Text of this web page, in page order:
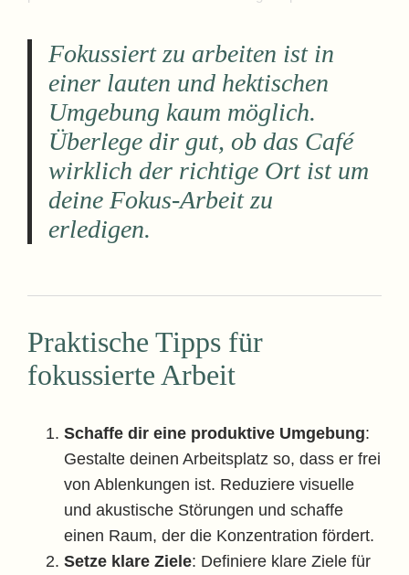
Fokussiert zu arbeiten ist in
einer lauten und hektischen
Umgebung kaum möglich.
Überlege dir gut, ob das Café
wirklich der richtige Ort ist um
deine Fokus-Arbeit zu
erledigen.
Praktische Tipps für
fokussierte Arbeit
Schaffe dir eine produktive Umgebung:
Gestalte deinen Arbeitsplatz so, dass er frei
von Ablenkungen ist. Reduziere visuelle
und akustische Störungen und schaffe
einen Raum, der die Konzentration fördert.
Setze klare Ziele: Definiere klare Ziele für